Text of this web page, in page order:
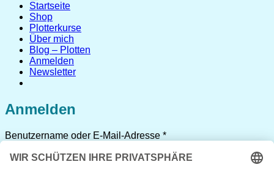
Startseite
Shop
Plotterkurse
Über mich
Blog – Plotten
Anmelden
Newsletter
Anmelden
Benutzername oder E-Mail-Adresse *Erforderlich